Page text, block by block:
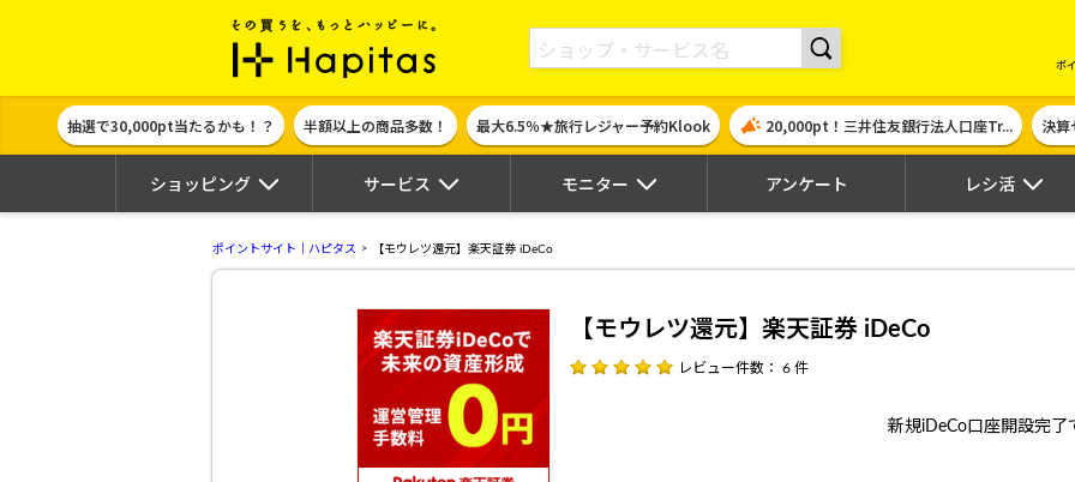
ポイント貯めて現金やギフト券に交換できるポイントサイト | ハピタス
ポ
抽選で30,000pt当たるかも！？ 半額以上の商品多数！ 最大6.5％★旅行レジャー予約Klook 20,000pt！三井住友銀行法人口座Tr... 決算
ショッピング サービス モニター アンケート レシ活
ポイントサイト｜ハピタス 【モウレツ還元】楽天証券 iDeCo
【モウレツ還元】楽天証券 iDeCo
レビュー件数： 6 件
新規iDeCo口座開設完了